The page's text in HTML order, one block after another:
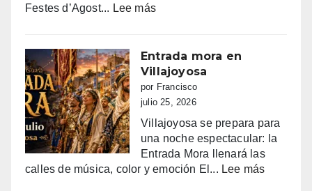
Festes d’Agost... Lee más:
DE
LA
NUCIA
DEL
AL
18
DE
AGOSTO
Entrada mora en
Villajoyosa
por Francisco
julio 25, 2026
Villajoyosa se prepara para
una noche espectacular: la
Entrada Mora llenará las
calles de música, color y emoción El... Lee más: